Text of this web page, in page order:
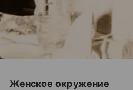
Женское окружение